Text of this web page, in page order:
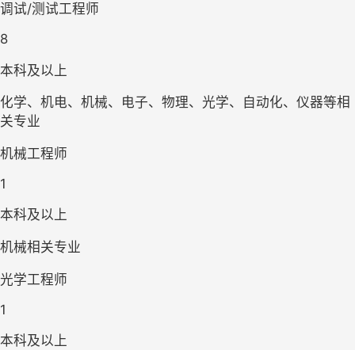
调试/测试工程师
8
本科及以上
化学、机电、机械、电子、物理、光学、自动化、仪器等相
关专业
机械工程师
1
本科及以上
机械相关专业
光学工程师
1
本科及以上